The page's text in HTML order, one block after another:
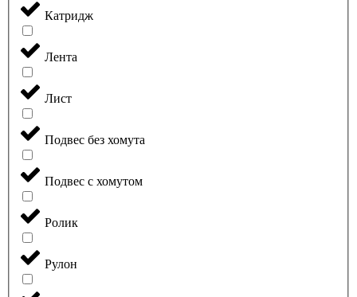
Катридж
Лента
Лист
Подвес без хомута
Подвес с хомутом
Ролик
Рулон